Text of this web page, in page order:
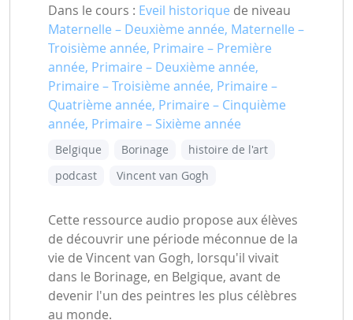
Dans le cours : Eveil historique de niveau
Maternelle – Deuxième année, Maternelle –
Troisième année, Primaire – Première
année, Primaire – Deuxième année,
Primaire – Troisième année, Primaire –
Quatrième année, Primaire – Cinquième
année, Primaire – Sixième année
Belgique Borinage
histoire de l'art
podcast
Vincent van Gogh
Cette ressource audio propose aux élèves
de découvrir une période méconnue de la
vie de Vincent van Gogh, lorsqu'il vivait
dans le Borinage, en Belgique, avant de
devenir l'un des peintres les plus célèbres
au monde.